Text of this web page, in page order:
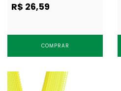
R$ 26,59
COMPRAR